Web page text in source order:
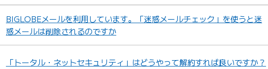
BIGLOBEメールを利用しています。「迷惑メールチェック」を使うと迷
惑メールは削除されるのですか
「トータル・ネットセキュリティ」はどうやって解約すれば良いですか？